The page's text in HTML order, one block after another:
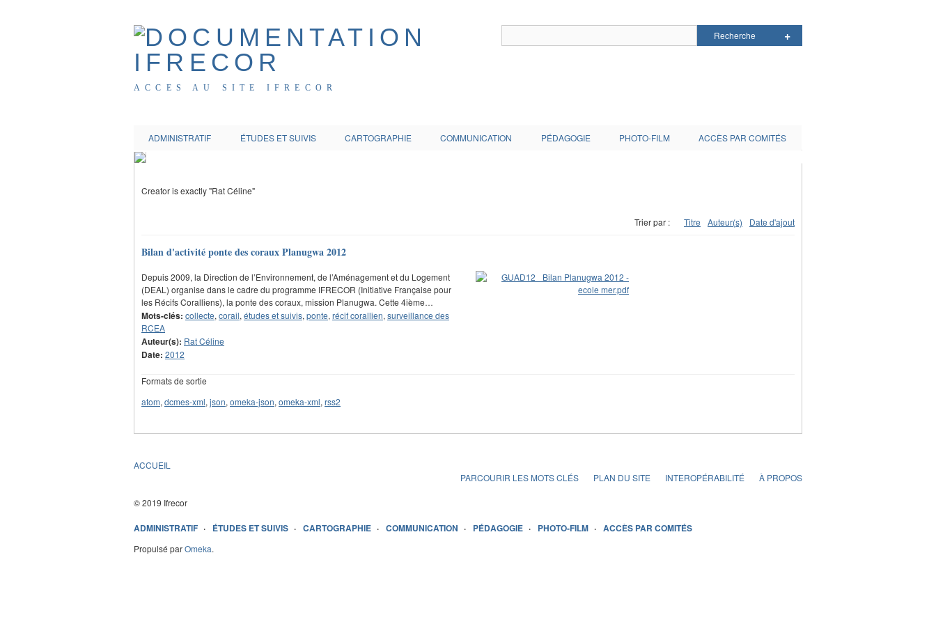
ACCES AU SITE IFRECOR
ADMINISTRATIF ÉTUDES ET SUIVIS CARTOGRAPHIE COMMUNICATION PÉDAGOGIE PHOTO-FILM ACCÈS PAR COMITÉS
Creator is exactly "Rat Céline"
Trier par : Titre Auteur(s) Date d'ajout
Bilan d'activité ponte des coraux Planugwa 2012
Depuis 2009, la Direction de l’Environnement, de l’Aménagement et du Logement
(DEAL) organise dans le cadre du programme IFRECOR (Initiative Française pour
les Récifs Coralliens), la ponte des coraux, mission Planugwa. Cette 4ième…
Mots-clés: collecte, corail, études et suivis, ponte, récif corallien, surveillance des
RCEA
Auteur(s): Rat Céline
Date: 2012
Formats de sortie
atom, dcmes-xml, json, omeka-json, omeka-xml, rss2
ACCUEIL
PARCOURIR LES MOTS CLÉS
PLAN DU SITE INTEROPÉRABILITÉ À PROPOS
© 2019 Ifrecor
ADMINISTRATIF ÉTUDES ET SUIVIS CARTOGRAPHIE COMMUNICATION PÉDAGOGIE PHOTO-FILM ACCÈS PAR COMITÉS
Propulsé parOmeka.